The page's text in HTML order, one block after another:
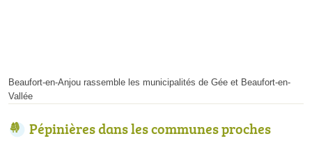
Beaufort-en-Anjou rassemble les municipalités de Gée et Beaufort-en-
Vallée
Pépinières dans les communes proches